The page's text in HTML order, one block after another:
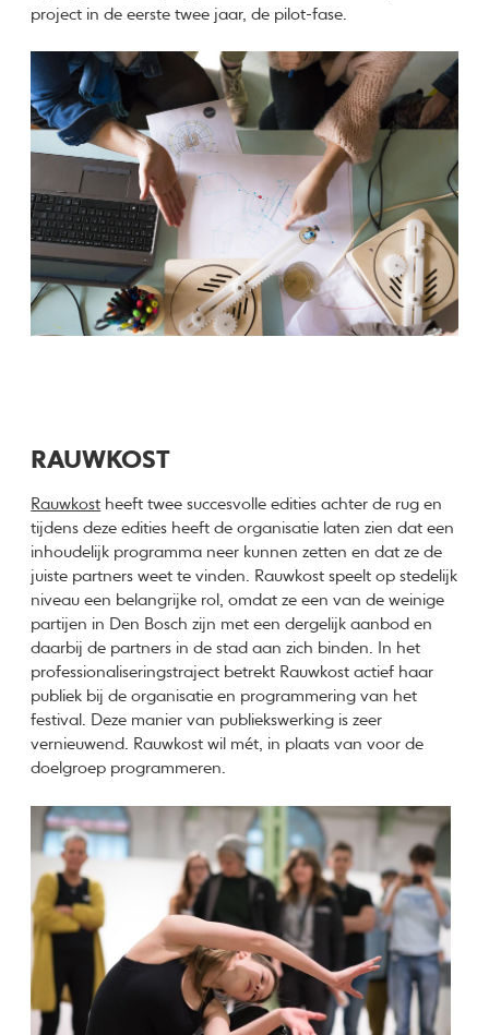
project in de eerste twee jaar, de pilot-fase.
RAUWKOST
Rauwkost heeft twee succesvolle edities achter de rug en
tijdens deze edities heeft de organisatie laten zien dat een
inhoudelijk programma neer kunnen zetten en dat ze de
juiste partners weet te vinden. Rauwkost speelt op stedelijk
niveau een belangrijke rol, omdat ze een van de weinige
partijen in Den Bosch zijn met een dergelijk aanbod en
daarbij de partners in de stad aan zich binden. In het
professionaliseringstraject betrekt Rauwkost actief haar
publiek bij de organisatie en programmering van het
festival. Deze manier van publiekswerking is zeer
vernieuwend. Rauwkost wil mét, in plaats van voor de
doelgroep programmeren.